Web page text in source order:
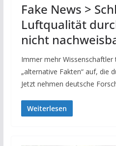
Fake News >
Luftqualität
nicht
Immer mehr
„alternative Fakten“ auf, die
Jetzt nehmen deutsche
Weiterlesen